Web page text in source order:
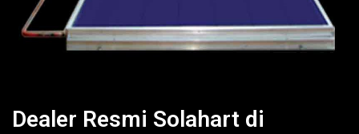
Dealer Resmi Solahart di